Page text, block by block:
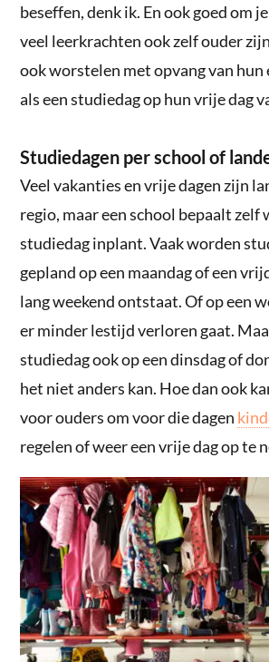
beseffen, denk ik. En ook goed om
veel leerkrachten ook zelf ouder
ook worstelen met opvang van hun
als een studiedag op hun vrije dag
Studiedagen per school of
Veel vakanties en vrije dagen zijn
regio, maar een school bepaalt zelf
studiedag inplant. Vaak worden
gepland op een maandag of een
lang weekend ontstaat. Of op een
er minder lestijd verloren gaat.
studiedag ook op een dinsdag of
het niet anders kan. Hoe dan ook
voor ouders om voor die dagen
regelen of weer een vrije dag op te